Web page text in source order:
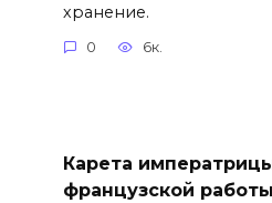
хранение.
0 6к.
Карета
французской работы